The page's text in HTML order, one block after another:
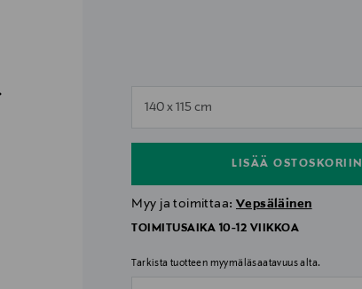
140 x 115 cm
LISÄÄ OSTOSKORIIN
null
Myy ja toimittaa: Vepsäläinen
TOIMITUSAIKA 10-12 VIIKKOA
Tarkista tuotteen myymäläsaatavuus alta.